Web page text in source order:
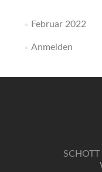
Februar 2022
Anmelden